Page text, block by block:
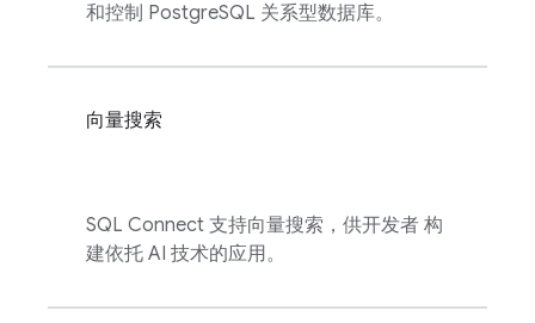
和控制 PostgreSQL 关系型数据库。
向量搜索
SQL Connect 支持向量搜索，供开发者 构
建依托 AI 技术的应用。